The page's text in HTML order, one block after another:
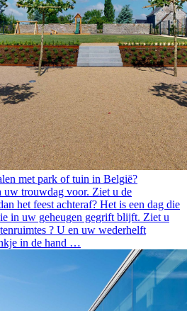
met park of tuin in België?
uw trouwdag voor. Ziet u de
het feest achteraf? Het is een dag die
in uw geheugen gegrift blijft. Ziet u
? U en uw wederhelft
in de hand …